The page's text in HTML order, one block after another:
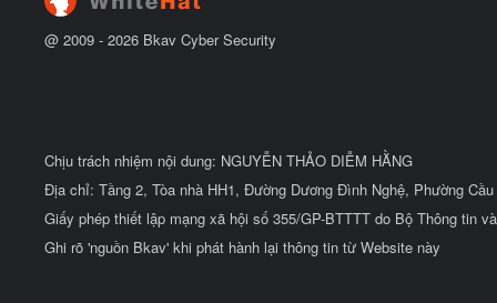
@ 2009 - 2026 Bkav Cyber Security
Chịu trách nhiệm nội dung: NGUYỄN THẢO DIỄM HẰNG
Địa chỉ: Tầng 2, Tòa nhà HH1, Đường Dương Đình Nghệ, Phường
Giấy phép thiết lập mạng xã hội số 355/GP-BTTTT do Bộ Thông tin
Ghi rõ 'nguồn Bkav' khi phát hành lại thông tin từ Website này